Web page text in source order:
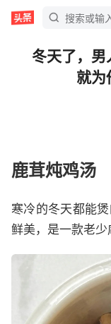
冬天了，男
就为
鹿茸炖鸡汤
寒冷的冬天都能
鲜美，是一款老少